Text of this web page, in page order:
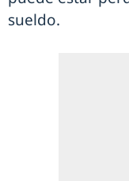
sueldo.